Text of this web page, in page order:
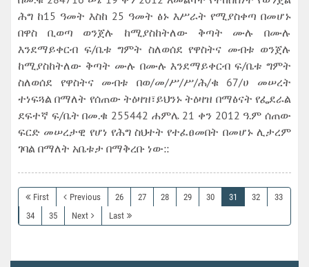
ሕግ ከ15 ዓመት እስከ 25 ዓመት ፅኑ እሥራት የሚያስቀጣ በመሆኑ
በዋስ ቢወጣ ወንጀሉ ከሚያስከትለው ቅጣት ሙሉ በሙሉ
እንደማይቀርብ ፍ/ቤቱ ግምት ስለወሰደ የዋስትና መብቱ ወንጀሉ
ከሚያስከትለው ቅጣት ሙሉ በሙሉ እንደማይቀርብ ፍ/ቤቱ ግምት
ስለወሰደ የዋስትና መብቱ በወ/መ/ሥ/ሥ/ሕ/ቁ 67/ሀ መሠረት
ተነፍጓል በማለት የሰጠው ትዕዛዝ፣ይህንኑ ትዕዛዝ በማፅናት የፌደራል
ደፍተኛ ፍ/ቤት በመ.ቁ 255442 ሐምሌ 21 ቀን 2012 ዓ.ም ሰጠው
ፍርድ መሠረታዊ የሆነ የሕግ ስህተት የተፈፀመበት በመሆኑ ሊታረም
ገባል በማለት አቤቱታ በማቅረቡ ነው::
First Previous 26 27 28 29 30 31 32
33
34
35 Next Last